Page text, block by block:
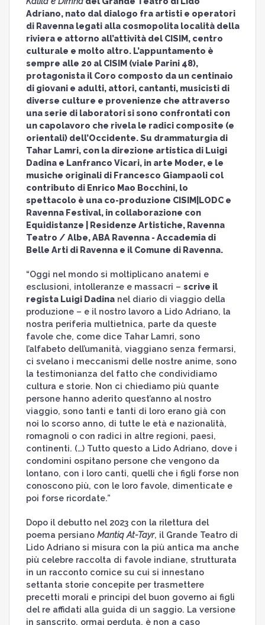
Adriano, nato dal dialogo fra artisti e operatori
di Ravenna legati alla cosmopolita località della
riviera e attorno all’attività del CISIM, centro
culturale e molto altro. L’appuntamento è
sempre alle 20 al CISIM (viale Parini 48),
protagonista il Coro composto da un centinaio
di giovani e adulti, attori, cantanti, musicisti di
diverse culture e provenienze che attraverso
una serie di laboratori si sono confrontati con
un capolavoro che rivela le radici composite (e
orientali) dell’Occidente. Su drammaturgia di
Tahar Lamri, con la direzione artistica di Luigi
Dadina e Lanfranco Vicari, in arte Moder, e le
musiche originali di Francesco Giampaoli col
contributo di Enrico Mao Bocchini, lo
spettacolo è una co-produzione CISIM|LODC e
Ravenna Festival, in collaborazione con
Equidistanze | Residenze Artistiche, Ravenna
Teatro / Albe, ABA Ravenna - Accademia di
Belle Arti di Ravenna e il Comune di Ravenna.
“Oggi nel mondo si moltiplicano anatemi e
esclusioni, intolleranze e massacri – scrive il
regista Luigi Dadinanel diario di viaggio della
produzione – e il nostro lavoro a Lido Adriano, la
nostra periferia multietnica, parte da queste
favole che, come dice Tahar Lamri, sono
l’alfabeto dell’umanità, viaggiano senza fermarsi,
ci svelano i meccanismi delle nostre anime, sono
la testimonianza del fatto che condividiamo
cultura e storie. Non ci chiediamo più quante
persone hanno aderito quest’anno al nostro
viaggio, sono tanti e tanti di loro erano già con
noi lo scorso anno, di tutte le età e nazionalità,
romagnoli o con radici in altre regioni, paesi,
continenti. (…) Tutto questo a Lido Adriano, dove i
condomini ospitano persone che vengono da
lontano, con i loro canti, quelli che i figli forse non
conoscono più, con le loro favole, dimenticate e
poi forse ricordate.”
Dopo il debutto nel 2023 con la rilettura del
poema persiano Mantiq At-Tayr, il Grande Teatro di
Lido Adriano si misura con la più antica ma anche
più celebre raccolta di favole indiane, strutturata
in un racconto cornice su cui si innestano
settanta storie concepite per trasmettere
precetti morali e principi del buon governo ai figli
del re affidati alla guida di un saggio. La versione
in sanscrito, ormai perduta, è non a caso